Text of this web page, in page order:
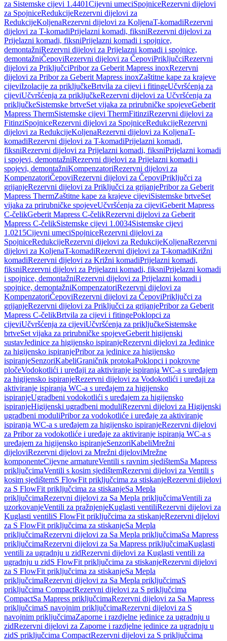
za Sistemske cijevi 1.4401Cijevni umeciSpojniceRezervni dijelovi
za SpojniceRedukcijeRezervni dijelovi za
RedukcijeKoljenaRezervni dijelovi za KoljenaT-komadiRezervni
dijelovi za T-komadiPrijelazni komadi, fiksniRezervni dijelovi za
Prijelazni komadi, fiksniPrijelazni komadi i spojnice,
demontažniRezervni dijelovi za Prijelazni komadi i spojnice,
demontažniČepoviRezervni dijelovi za ČepoviPriključciRezervni
dijelovi za PriključciPribor za Geberit Mapress inoxRezervni
dijelovi za Pribor za Geberit Mapress inoxZaštitne kape za krajeve
cijeviIzolacije za priključkeBrtvila za cijevi i fitingeUčvršćenja za
cijeviUčvršćenja za priključkeRezervni dijelovi za Učvršćenja za
priključkeSistemske brtveSet vijaka za prirubničke spojeveGeberit
Mapress ThermSistemske cijevi ThermFitinziRezervni dijelovi za
FitinziSpojniceRezervni dijelovi za SpojniceRedukcijeRezervni
dijelovi za RedukcijeKoljenaRezervni dijelovi za KoljenaT-
komadiRezervni dijelovi za T-komadiPrijelazni komadi,
fiksniRezervni dijelovi za Prijelazni komadi, fiksniPrijelazni komadi
i spojevi, demontažniRezervni dijelovi za Prijelazni komadi i
spojevi, demontažniKompenzatoriRezervni dijelovi za
KompenzatoriČepoviRezervni dijelovi za ČepoviPriključci za
grijanjeRezervni dijelovi za Priključci za grijanjePribor za Geberit
Mapress ThermZaštitne kape za krajeve cijeviSistemske brtveSet
vijaka za prirubničke spojeveUčvršćenja za cijeviGeberit Mapress
C-čelikGeberit Mapress C-čelikRezervni dijelovi za Geberit
Mapress C-čelikSistemske cijevi 1.0034Sistemske cijevi
1.0215Cijevni umeciSpojniceRezervni dijelovi za
SpojniceRedukcijeRezervni dijelovi za RedukcijeKoljenaRezervni
dijelovi za KoljenaT-komadiRezervni dijelovi za T-komadiKrižni
komadiRezervni dijelovi za Križni komadiPrijelazni komadi,
fiksniRezervni dijelovi za Prijelazni komadi, fiksniPrijelazni komadi
i spojnice, demontažniRezervni dijelovi za Prijelazni komadi i
spojnice, demontažniKompenzatoriRezervni dijelovi za
KompenzatoriČepoviRezervni dijelovi za ČepoviPriključci za
grijanjeRezervni dijelovi za Priključci za grijanjePribor za Geberit
Mapress C-čelikBrtvila za cijevi i fitingePoklopci za
cijeviUčvršćenja za cijeviUčvršćenja za priključkeSistemske
brtveSet vijaka za prirubničke spojeveGeberit higijenski
sustavJedinice za higijensko ispiranjeRezervni dijelovi za Jedinice
za higijensko ispiranjePribor za jedinice za higijensko
ispiranjeSenzoriKabeliGraničnik protokaPoklopci i pokrovne
pločeVodokotlići i uređaji za aktiviranje ispiranja WC-a s uređajem
za higijensko ispiranjeRezervni dijelovi za Vodokotlići i uređaji za
aktiviranje ispiranja WC-a s uređajem za higijensko
ispiranjeUgradbeni vodokotlići s uređajem za higijensko
ispiranjeHigijenski ugradbeni moduliRezervni dijelovi za Higijenski
ugradbeni moduliPribor za vodokotliće i uređaje za aktiviranje
ispiranja WC-a s uređajem za higijensko ispiranjeRezervni dijelovi
za Pribor za vodokotliće i uređaje za aktiviranje ispiranja WC-a s
uređajem za higijensko ispiranjeSenzoriKabeliMrežni
dijeloviRezervni dijelovi za Mrežni dijeloviMrežne
komponenteCijevne armatureVentili s ravnim sjedištemSa Mapress
priključcimaVentili s kosim sjedištemRezervni dijelovi za Ventili s
kosim sjedištemS FlowFit priključcima za stiskanjeRezervni dijelovi
za S FlowFit priključcima za stiskanjeSa Mepla
priključcimaRezervni dijelovi za Sa Mepla priključcimaVentili za
uzorkovanjeVentili za pražnjenjeKuglasti ventiliRezervni dijelovi za
Kuglasti ventiliS FlowFit priključcima za stiskanjeRezervni dijelovi
za S FlowFit priključcima za stiskanjeSa Mepla
priključcimaRezervni dijelovi za Sa Mepla priključcimaSa Mapress
priključcimaRezervni dijelovi za Sa Mapress priključcimaKuglasti
ventili za ugradnju u zidRezervni dijelovi za Kuglasti ventili za
ugradnju u zidS FlowFit priključcima za stiskanjeRezervni dijelovi
za S FlowFit priključcima za stiskanjeSa Mepla
priključcimaRezervni dijelovi za Sa Mepla priključcimaS
priključcima CompactRezervni dijelovi za S priključcima
CompactSa Mapress priključcimaRezervni dijelovi za Sa Mapress
priključcimaS navojnim priključcimaRezervni dijelovi za S
navojnim priključcimaZaporne i razdjelne jedinice za ugradnju u
zidRezervni dijelovi za Zaporne i razdjelne jedinice za ugradnju u
zidS priključcima CompactRezervni dijelovi za S priključcima